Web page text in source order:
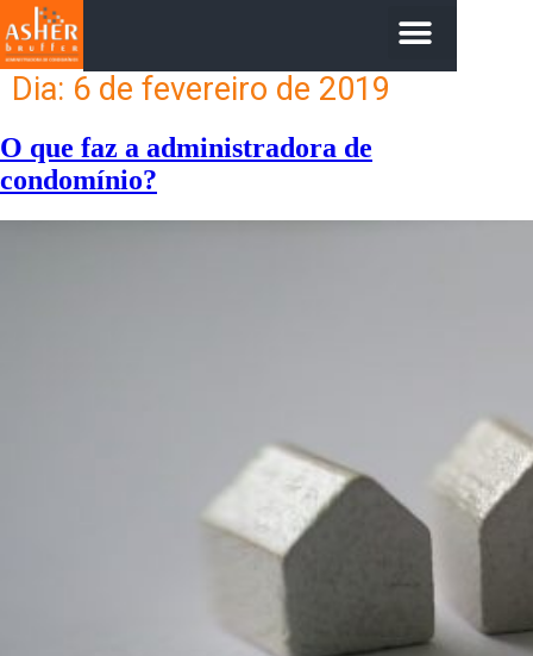
Dia: 6 de fevereiro de 2019
O que faz a administradora de
condomínio?